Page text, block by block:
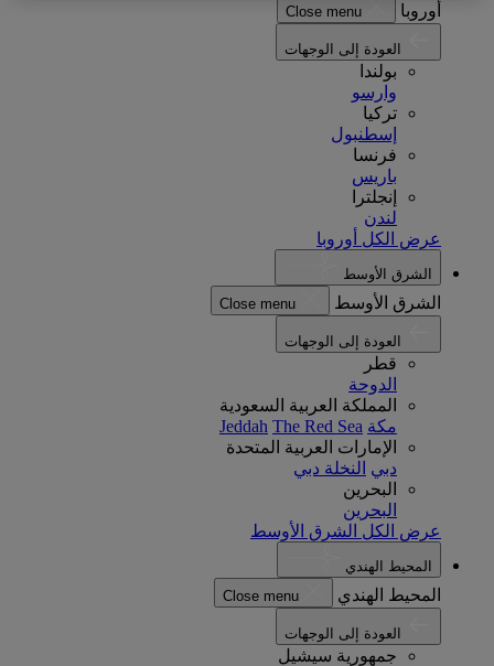
أوروبا Close menu
بولندا
وارسو
تركيا
إسطنبول
فرنسا
باريس
إنجلترا
لندن
عرض الكل أوروبا
الشرق الأوسط
الشرق الأوسط Close menu
قطر
الدوحة
المملكة العربية السعودية
مكة
Jeddah The Red Sea
الإمارات العربية المتحدة
دبي النخلة دبي
البحرين
البحرين
عرض الكل الشرق الأوسط
المحيط الهندي
المحيط الهندي Close menu
جمهورية سيشيل